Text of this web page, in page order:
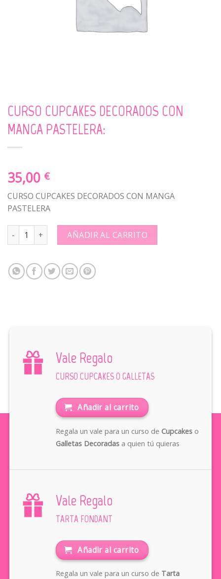
CURSO CUPCAKES DECORADOS CON
MANGA PASTELERA:
35,00 €
CURSO CUPCAKES DECORADOS CON MANGA
PASTELERA
CURSO CUPCAKES DECORADOS CON MANGA PASTELERA:
AÑADIR AL CARRITO
Vale Regalo
CURSO CUPCAKES O GALLETAS
Añadir al carrito
Regala un vale para un curso de Cupcakeso
Galletas Decoradasa quien tú quieras
Vale Regalo
TARTA FONDANT
Añadir al carrito
Regala un vale para un curso de Tarta